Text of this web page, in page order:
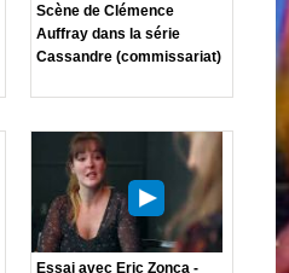
Scène de Clémence
Auffray dans la série
Cassandre (commissariat)
Essai avec Eric Zonca -